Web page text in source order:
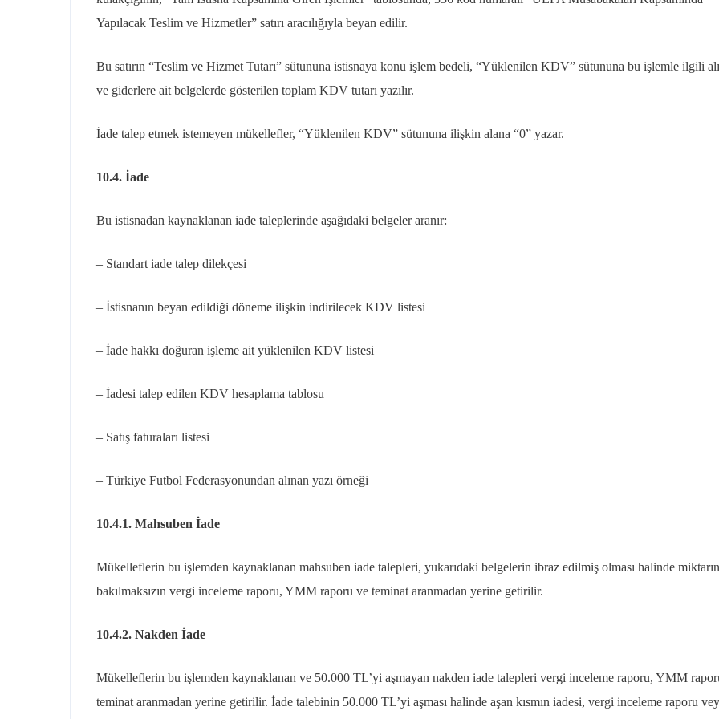
Yapılacak Teslim ve Hizmetler” satırı aracılığıyla beyan edilir.
Bu satırın “Teslim ve Hizmet Tutarı” sütununa istisnaya konu işlem bedeli, “Yüklenilen KDV” sütununa bu işlemle ilgili
ve giderlere ait belgelerde gösterilen toplam KDV tutarı yazılır.
İade talep etmek istemeyen mükellefler, “Yüklenilen KDV” sütununa ilişkin alana “0” yazar.
10.4. İade
Bu istisnadan kaynaklanan iade taleplerinde aşağıdaki belgeler aranır:
– Standart iade talep dilekçesi
– İstisnanın beyan edildiği döneme ilişkin indirilecek KDV listesi
– İade hakkı doğuran işleme ait yüklenilen KDV listesi
– İadesi talep edilen KDV hesaplama tablosu
– Satış faturaları listesi
– Türkiye Futbol Federasyonundan alınan yazı örneği
10.4.1. Mahsuben İade
Mükelleflerin bu işlemden kaynaklanan mahsuben iade talepleri, yukarıdaki belgelerin ibraz edilmiş olması halinde
bakılmaksızın vergi inceleme raporu, YMM raporu ve teminat aranmadan yerine getirilir.
10.4.2. Nakden İade
Mükelleflerin bu işlemden kaynaklanan ve 50.000 TL’yi aşmayan nakden iade talepleri vergi inceleme raporu, YMM
teminat aranmadan yerine getirilir. İade talebinin 50.000 TL’yi aşması halinde aşan kısmın iadesi, vergi inceleme raporu